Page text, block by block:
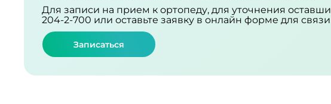
Для записи на прием к ортопеду, для уточнения
204-2-700 или оставьте заявку в онлайн форме для
Записаться